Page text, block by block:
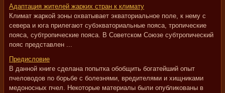
Адаптация жителей жарких стран к климату
Климат жаркой зоны охватывает экваториальное поле, к нему с
севера и юга прилегают субэкваториальные пояса, тропические
пояса, субтропические пояса. В Советском Союзе субтропический
пояс представлен ...
Предисловие
В данной книге сделана попытка обобщить богатейший опыт
пчеловодов по борьбе с болезнями, вредителями и хищниками
медоносных пчел. Некоторые материалы были опубликованы в